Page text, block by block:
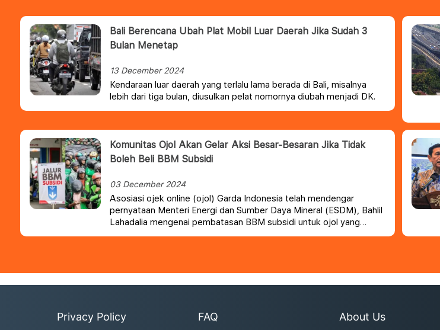
Bali Berencana Ubah Plat Mobil Luar Daerah Jika Sudah 3
Bulan Menetap
13 December 2024
Kendaraan luar daerah yang terlalu lama berada di Bali, misalnya
lebih dari tiga bulan, diusulkan pelat nomornya diubah menjadi DK.
Komunitas Ojol Akan Gelar Aksi Besar-Besaran Jika Tidak
Boleh Beli BBM Subsidi
03 December 2024
Asosiasi ojek online (ojol) Garda Indonesia telah mendengar
pernyataan Menteri Energi dan Sumber Daya Mineral (ESDM), Bahlil
Lahadalia mengenai pembatasan BBM subsidi untuk ojol yang
belum final. Meski demikian, mereka tetap akan memantau
Privacy Policy FAQ About Us